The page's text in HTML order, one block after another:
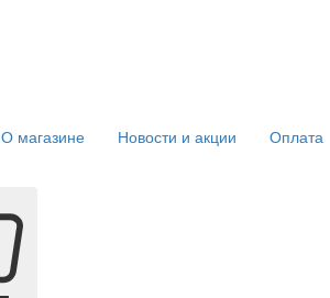
О магазине Новости и акции Оплата